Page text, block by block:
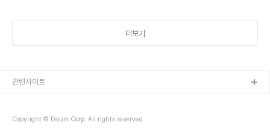
건축물 외장재 시장에서의 수요는 꾸준히 증가하고 있으며, 자동차 산업, 의료 기기 산업 등
더보기
Copyright © Daum Corp. All rights reserved.
관련사이트